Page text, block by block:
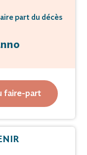
part du décès
ans.
;
faire-part